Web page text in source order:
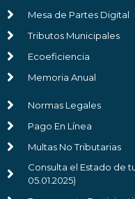
Mesa de Partes Digital
Tributos Municipales
Ecoeficiencia
Memoria Anual
Normas Legales
Pago En Línea
Multas No Tributarias
Consulta el Estado de
05.01.2025)